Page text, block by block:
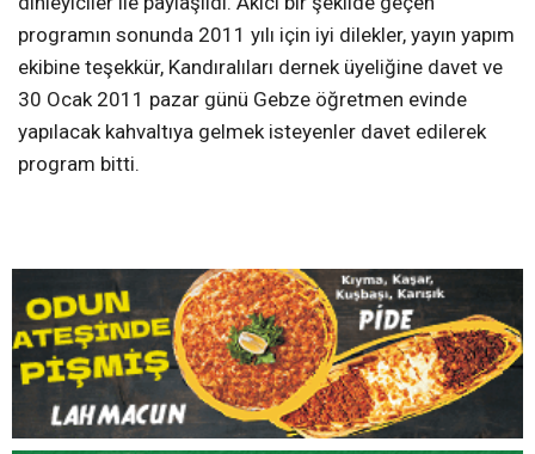
İki saat süren programda Kandıra’yı Kandıra yapan
değerler olan Kandıra’dan yetişmiş olan siyasetçileri,
kandıra hindisi, kandıra yoğurdu, kandıra taşı, klarneti,
balıkçılık, kandıra bezi, sebze ve meyvesi, tarihi gibi daha
birçok konuda Kandıra hakkında bilgiler canlı yayında
dinleyiciler ile paylaşıldı. Akıcı bir şekilde geçen
30 Ocak 2011 pazar günü Gebze öğretmen evinde
yapılacak kahvaltıya gelmek isteyenler davet edilerek
program bitti.